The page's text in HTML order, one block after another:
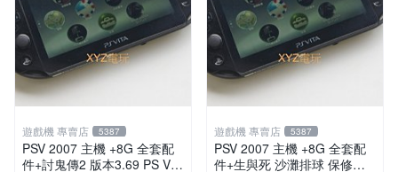
遊戲機 專賣店 5387
PSV 2007 主機 +8G 全套配
件+討鬼傳2 版本3.69 PS Vita
遊戲機 專賣店 5387
PSV 2007 主機 +8G 全套配
件+生與死 沙灘排球 保修一